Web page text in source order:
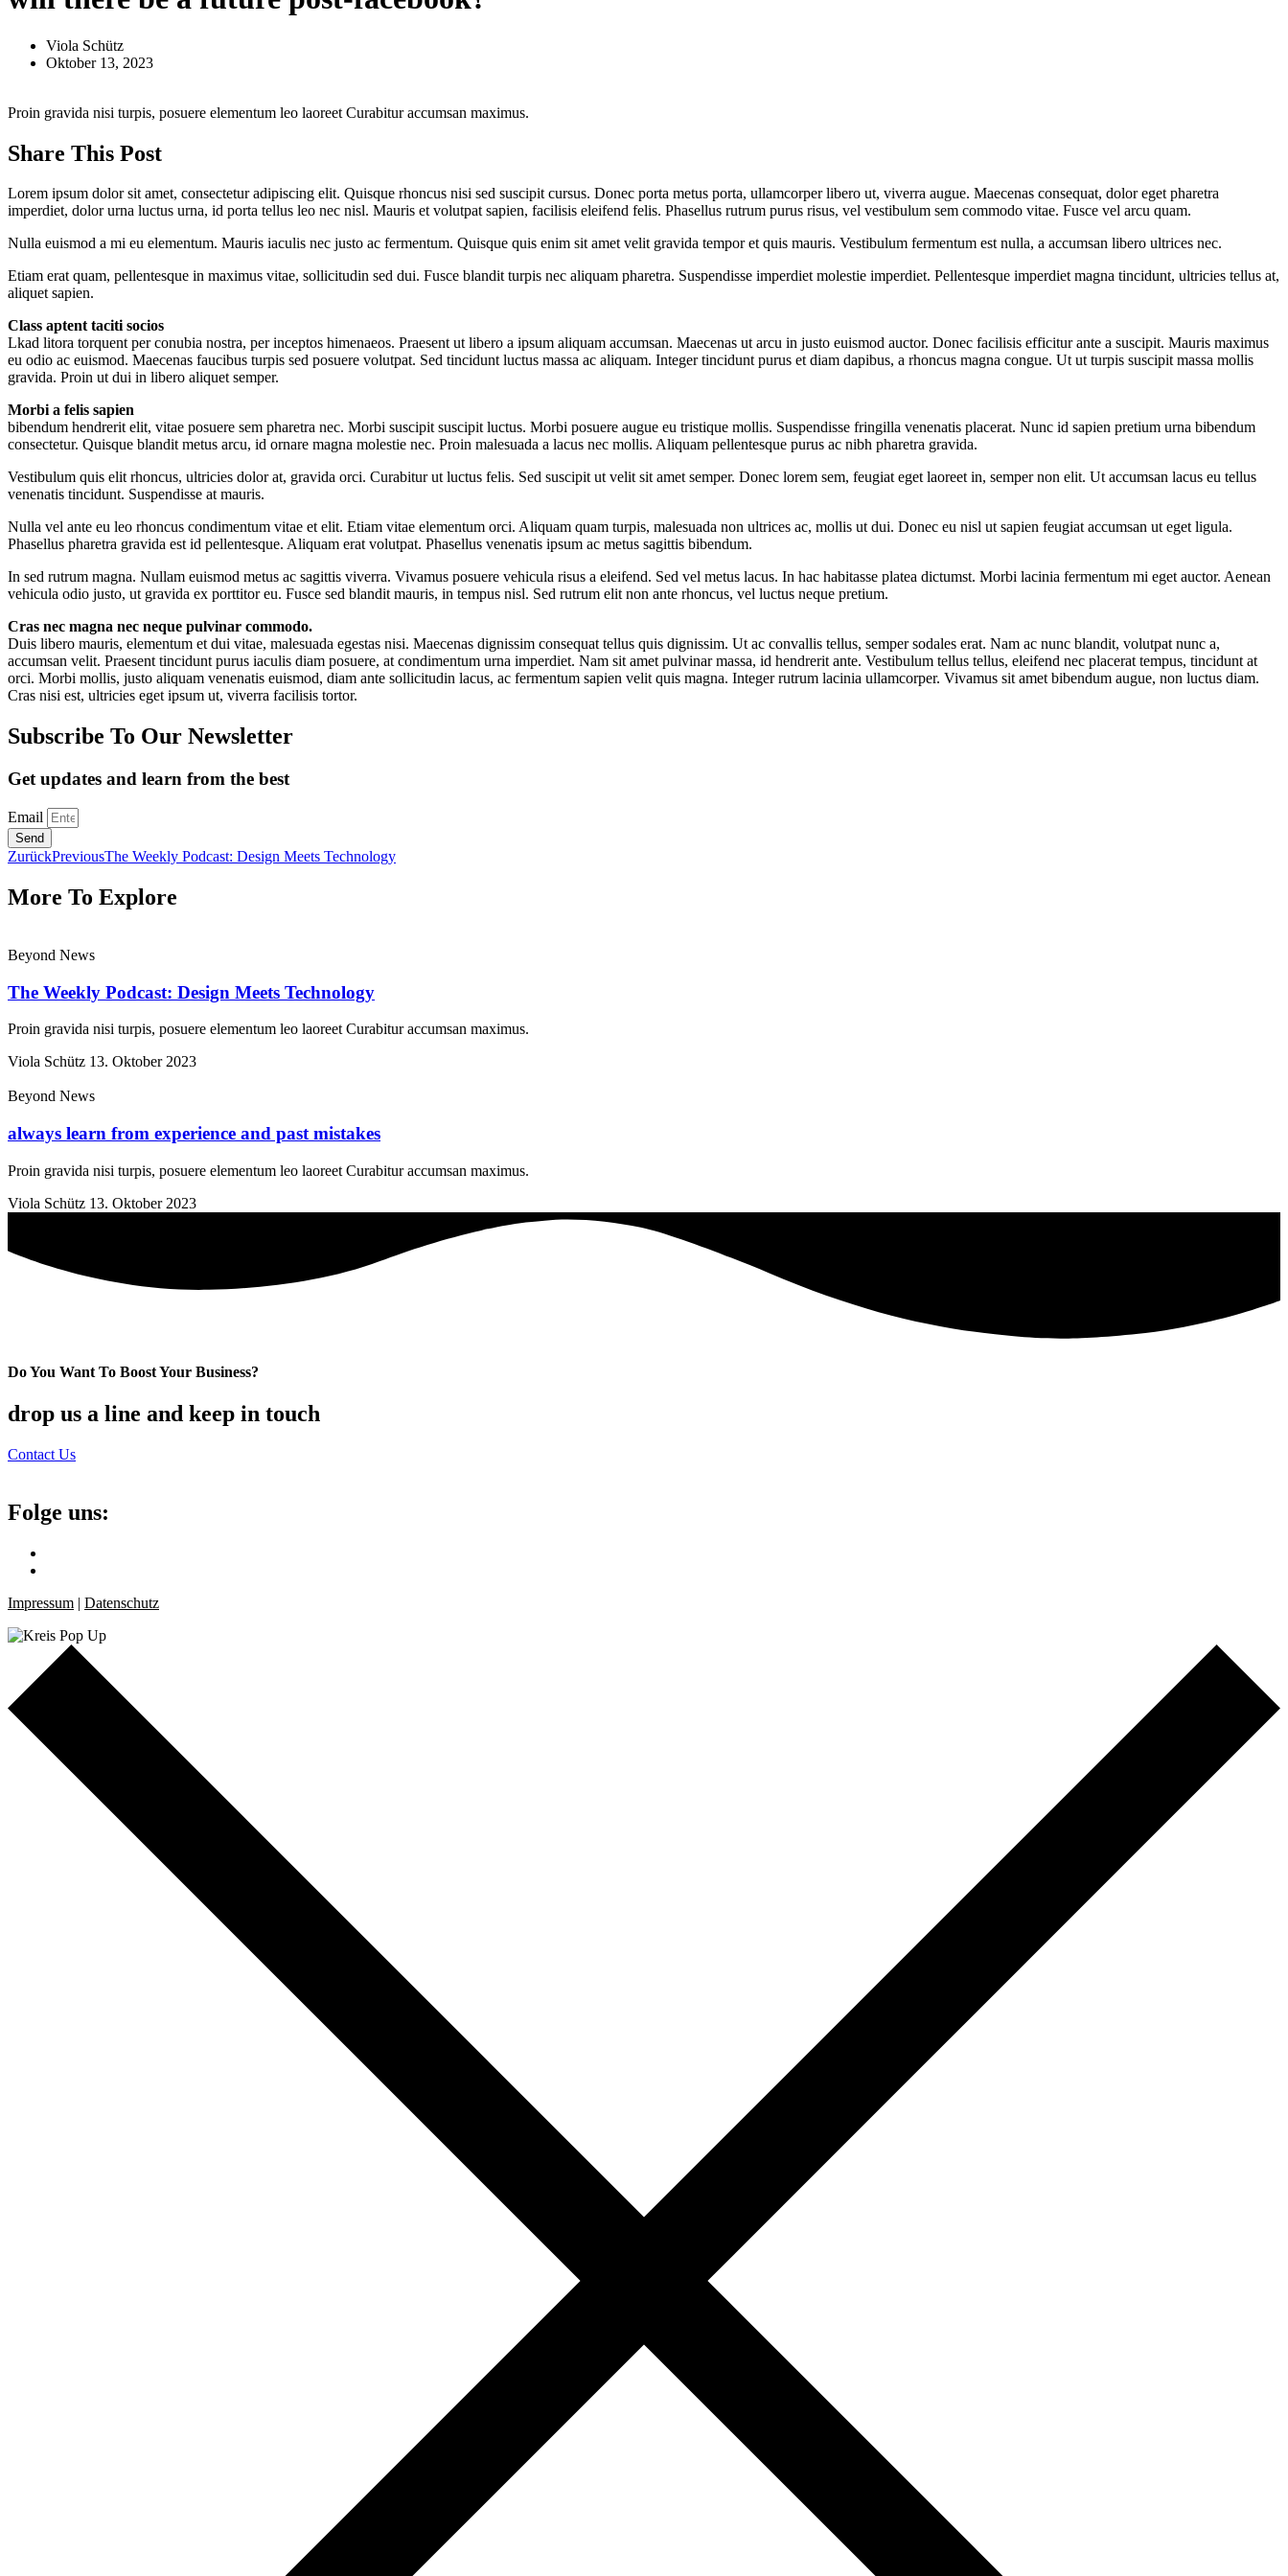
Viola Schütz
Oktober 13, 2023
Proin gravida nisi turpis, posuere elementum leo laoreet Curabitur accumsan maximus.
Share This Post
Lorem ipsum dolor sit amet, consectetur adipiscing elit. Quisque rhoncus nisi sed suscipit cursus. Donec porta metus porta, ullamcorper libero ut, viverra augue. Maecenas consequat, dolor eget pharetra
imperdiet, dolor urna luctus urna, id porta tellus leo nec nisl. Mauris et volutpat sapien, facilisis eleifend felis. Phasellus rutrum purus risus, vel vestibulum sem commodo vitae. Fusce vel arcu quam.
Nulla euismod a mi eu elementum. Mauris iaculis nec justo ac fermentum. Quisque quis enim sit amet velit gravida tempor et quis mauris. Vestibulum fermentum est nulla, a accumsan libero ultrices nec.
Etiam erat quam, pellentesque in maximus vitae, sollicitudin sed dui. Fusce blandit turpis nec aliquam pharetra. Suspendisse imperdiet molestie imperdiet. Pellentesque imperdiet magna tincidunt, ultricies tellus at,
aliquet sapien.
Class aptent taciti socios
Lkad litora torquent per conubia nostra, per inceptos himenaeos. Praesent ut libero a ipsum aliquam accumsan. Maecenas ut arcu in justo euismod auctor. Donec facilisis efficitur ante a suscipit. Mauris maximus
eu odio ac euismod. Maecenas faucibus turpis sed posuere volutpat. Sed tincidunt luctus massa ac aliquam. Integer tincidunt purus et diam dapibus, a rhoncus magna congue. Ut ut turpis suscipit massa mollis
gravida. Proin ut dui in libero aliquet semper.
Morbi a felis sapien
bibendum hendrerit elit, vitae posuere sem pharetra nec. Morbi suscipit suscipit luctus. Morbi posuere augue eu tristique mollis. Suspendisse fringilla venenatis placerat. Nunc id sapien pretium urna bibendum
consectetur. Quisque blandit metus arcu, id ornare magna molestie nec. Proin malesuada a lacus nec mollis. Aliquam pellentesque purus ac nibh pharetra gravida.
Vestibulum quis elit rhoncus, ultricies dolor at, gravida orci. Curabitur ut luctus felis. Sed suscipit ut velit sit amet semper. Donec lorem sem, feugiat eget laoreet in, semper non elit. Ut accumsan lacus eu tellus
venenatis tincidunt. Suspendisse at mauris.
Nulla vel ante eu leo rhoncus condimentum vitae et elit. Etiam vitae elementum orci. Aliquam quam turpis, malesuada non ultrices ac, mollis ut dui. Donec eu nisl ut sapien feugiat accumsan ut eget ligula.
Phasellus pharetra gravida est id pellentesque. Aliquam erat volutpat. Phasellus venenatis ipsum ac metus sagittis bibendum.
In sed rutrum magna. Nullam euismod metus ac sagittis viverra. Vivamus posuere vehicula risus a eleifend. Sed vel metus lacus. In hac habitasse platea dictumst. Morbi lacinia fermentum mi eget auctor. Aenean
vehicula odio justo, ut gravida ex porttitor eu. Fusce sed blandit mauris, in tempus nisl. Sed rutrum elit non ante rhoncus, vel luctus neque pretium.
Cras nec magna nec neque pulvinar commodo.
Duis libero mauris, elementum et dui vitae, malesuada egestas nisi. Maecenas dignissim consequat tellus quis dignissim. Ut ac convallis tellus, semper sodales erat. Nam ac nunc blandit, volutpat nunc a,
accumsan velit. Praesent tincidunt purus iaculis diam posuere, at condimentum urna imperdiet. Nam sit amet pulvinar massa, id hendrerit ante. Vestibulum tellus tellus, eleifend nec placerat tempus, tincidunt at
orci. Morbi mollis, justo aliquam venenatis euismod, diam ante sollicitudin lacus, ac fermentum sapien velit quis magna. Integer rutrum lacinia ullamcorper. Vivamus sit amet bibendum augue, non luctus diam.
Cras nisi est, ultricies eget ipsum ut, viverra facilisis tortor.
Subscribe To Our Newsletter
Get updates and learn from the best
Email
Send
ZurückPreviousThe Weekly Podcast: Design Meets Technology
More To Explore
Beyond News
The Weekly Podcast: Design Meets Technology
Proin gravida nisi turpis, posuere elementum leo laoreet Curabitur accumsan maximus.
Viola Schütz 13. Oktober 2023
Beyond News
always learn from experience and past mistakes
Proin gravida nisi turpis, posuere elementum leo laoreet Curabitur accumsan maximus.
Viola Schütz 13. Oktober 2023
Do You Want To Boost Your Business?
drop us a line and keep in touch
Contact Us
Folge uns:
Impressum | Datenschutz